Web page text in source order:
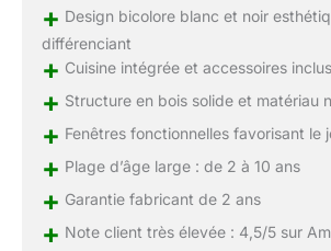
+ Design bicolore blanc et noir
différenciant
+ Cuisine intégrée et accessoires
+ Structure en bois solide et matériau
+ Fenêtres fonctionnelles favorisant le
+ Plage d’âge large : de 2 à 10 ans
+ Garantie fabricant de 2 ans
+ Note client très élevée : 4,5/5 sur